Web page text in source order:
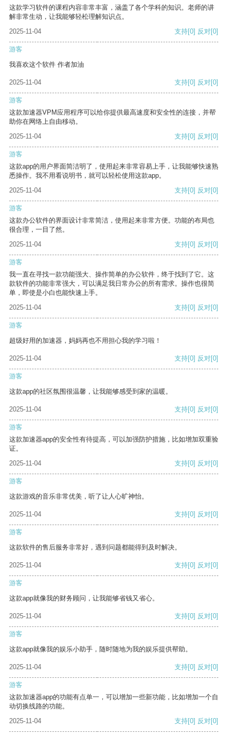
这款学习软件的课程内容非常丰富，涵盖了各个学科的知识。老师的讲
解非常生动，让我能够轻松理解知识点。
2025-11-04
支持[0] 反对[0]
游客
我喜欢这个软件 作者加油
2025-11-04 支持[0] 反对[0]
游客
这款加速器VPM应用程序可以给你提供最高速度和安全性的连接，并帮
助你在网络上自由移动。
2025-11-04
支持[0] 反对[0]
游客
这款app的用户界面简洁明了，使用起来非常容易上手，让我能够快速熟
悉操作。我不用看说明书，就可以轻松使用这款app。
2025-11-04
支持[0] 反对[0]
游客
这款办公软件的界面设计非常简洁，使用起来非常方便。功能的布局也
很合理，一目了然。
2025-11-04
支持[0] 反对[0]
游客
我一直在寻找一款功能强大、操作简单的办公软件，终于找到了它。这
款软件的功能非常强大，可以满足我日常办公的所有需求。操作也很简
单，即使是小白也能快速上手。
2025-11-04
支持[0] 反对[0]
游客
超级好用的加速器，妈妈再也不用担心我的学习啦！
2025-11-04 支持[0] 反对[0]
游客
这款app的社区氛围很温馨，让我能够感受到家的温暖。
2025-11-04 支持[0] 反对[0]
游客
这款加速器app的安全性有待提高，可以加强防护措施，比如增加双重验
证。
2025-11-04
支持[0] 反对[0]
游客
这款游戏的音乐非常优美，听了让人心旷神怡。
2025-11-04 支持[0] 反对[0]
游客
这款软件的售后服务非常好，遇到问题都能得到及时解决。
2025-11-04 支持[0] 反对[0]
游客
这款app就像我的财务顾问，让我能够省钱又省心。
2025-11-04 支持[0] 反对[0]
游客
这款app就像我的娱乐小助手，随时随地为我的娱乐提供帮助。
2025-11-04 支持[0] 反对[0]
游客
这款加速器app的功能有点单一，可以增加一些新功能，比如增加一个自
动切换线路的功能。
2025-11-04
支持[0] 反对[0]